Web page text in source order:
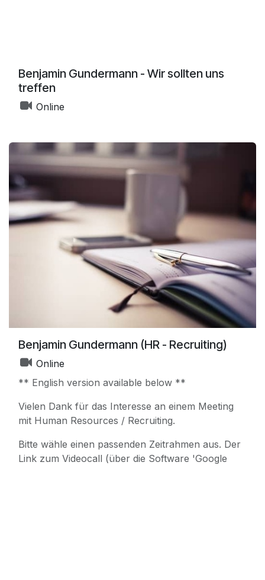
Benjamin Gundermann - Wir sollten uns
treffen
Online
Benjamin Gundermann (HR - Recruiting)
Online
** English version available below **
Vielen Dank für das Interesse an einem Meeting
mit Human Resources / Recruiting.
Bitte wähle einen passenden Zeitrahmen aus. Der
Link zum Videocall (über die Software 'Google